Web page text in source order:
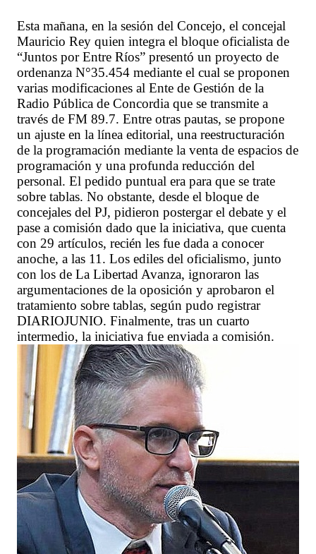
Esta mañana, en la sesión del Concejo, el concejal
Mauricio Rey quien integra el bloque oficialista de
“Juntos por Entre Ríos” presentó un proyecto de
ordenanza N°35.454 mediante el cual se proponen
varias modificaciones al Ente de Gestión de la
Radio Pública de Concordia que se transmite a
través de FM 89.7. Entre otras pautas, se propone
un ajuste en la línea editorial, una reestructuración
de la programación mediante la venta de espacios de
programación y una profunda reducción del
personal. El pedido puntual era para que se trate
sobre tablas. No obstante, desde el bloque de
concejales del PJ, pidieron postergar el debate y el
pase a comisión dado que la iniciativa, que cuenta
con 29 artículos, recién les fue dada a conocer
anoche, a las 11. Los ediles del oficialismo, junto
con los de La Libertad Avanza, ignoraron las
argumentaciones de la oposición y aprobaron el
tratamiento sobre tablas, según pudo registrar
DIARIOJUNIO. Finalmente, tras un cuarto
intermedio, la iniciativa fue enviada a comisión.